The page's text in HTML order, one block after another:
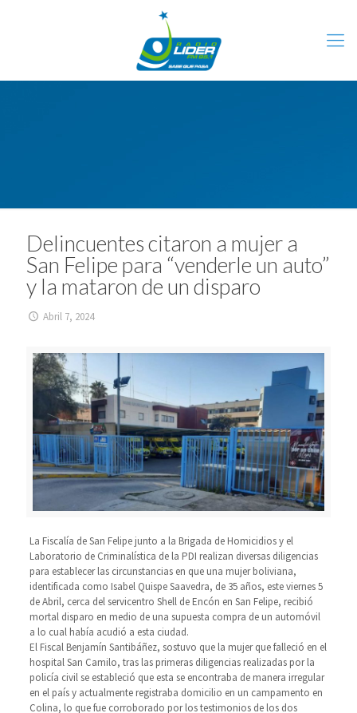
Delincuentes citaron a mujer a
San Felipe para “venderle un auto”
y la mataron de un disparo
Abril 7, 2024
La Fiscalía de San Felipe junto a la Brigada de Homicidios y el
Laboratorio de Criminalística de la PDI realizan diversas diligencias
para establecer las circunstancias en que una mujer boliviana,
identificada como Isabel Quispe Saavedra, de 35 años, este viernes 5
de Abril, cerca del servicentro Shell de Encón en San Felipe, recibió
mortal disparo en medio de una supuesta compra de un automóvil
a lo cual había acudió a esta ciudad.
El Fiscal Benjamín Santibáñez, sostuvo que la mujer que falleció en el
hospital San Camilo, tras las primeras diligencias realizadas por la
policía civil se estableció que esta se encontraba de manera irregular
en el país y actualmente registraba domicilio en un campamento en
Colina, lo que fue corroborado por los testimonios de los dos